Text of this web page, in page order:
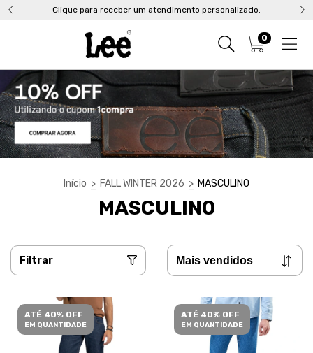
Clique para receber um atendimento personalizado.
0
Início > FALL WINTER 2026 > MASCULINO
MASCULINO
Filtrar
ATÉ 40% OFF
EM QUANTIDADE
ATÉ 40% OFF
EM QUANTIDADE